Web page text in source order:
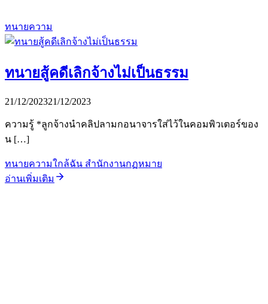
ทนายความ
ทนายสู้คดีเลิกจ้างไม่เป็นธรรม
21/12/202321/12/2023
ความรู้ *ลูกจ้างนำคลิปลามกอนาจารใส่ไว้ในคอมพิวเตอร์ของ
น […]
ทนายความใกล้ฉัน สำนักงานกฏหมาย
อ่านเพิ่มเติม